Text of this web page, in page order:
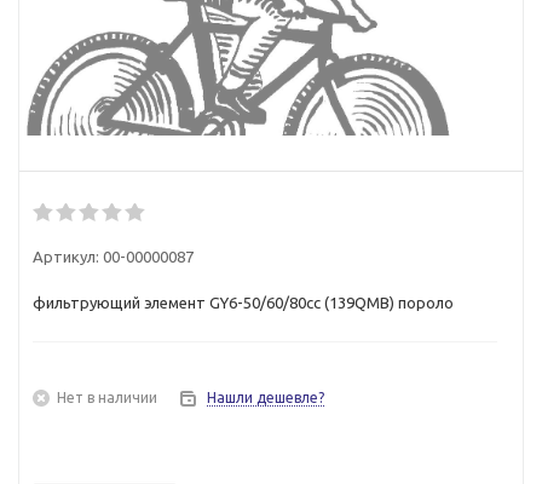
Артикул: 00-00000087
фильтрующий элемент GY6-50/60/80сс (139QMB) пороло
Нет в наличии Нашли дешевле?